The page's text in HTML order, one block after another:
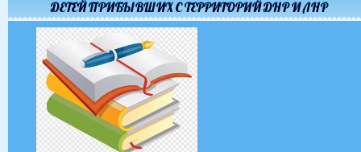
ДЕТЕЙ ПРИБЫВШИХ С ТЕРРИТОРИЙ ДНР И ЛНР